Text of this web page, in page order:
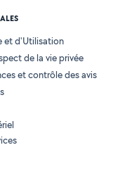
et d'Utilisation
de la vie privée
et contrôle des avis